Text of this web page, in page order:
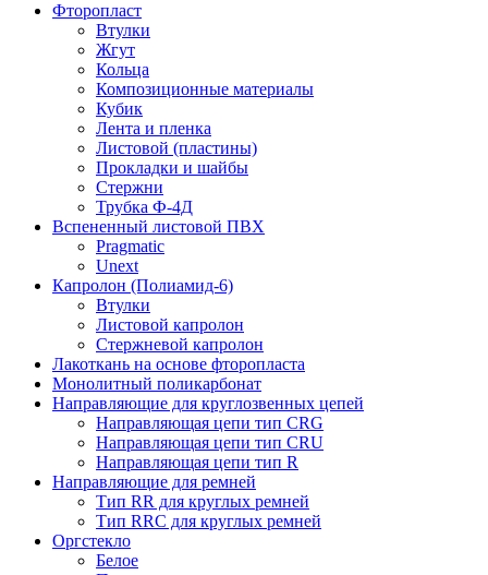
Фторопласт
Втулки
Жгут
Кольца
Композиционные материалы
Кубик
Лента и пленка
Листовой (пластины)
Прокладки и шайбы
Стержни
Трубка Ф-4Д
Вспененный листовой ПВХ
Pragmatic
Unext
Капролон (Полиамид-6)
Втулки
Листовой капролон
Стержневой капролон
Лакоткань на основе фторопласта
Монолитный поликарбонат
Направляющие для круглозвенных цепей
Направляющая цепи тип CRG
Направляющая цепи тип CRU
Направляющая цепи тип R
Направляющие для ремней
Тип RR для круглых ремней
Тип RRС для круглых ремней
Оргстекло
Белое